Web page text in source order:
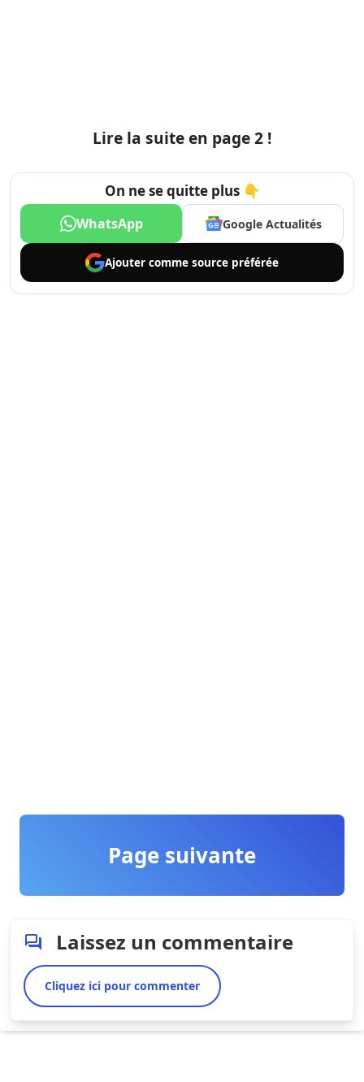
Lire la suite en page 2 !
On ne se quitte plus 👇
WhatsApp Google Actualités
Ajouter comme source préférée
Page suivante
Laissez un commentaire
Cliquez ici pour commenter